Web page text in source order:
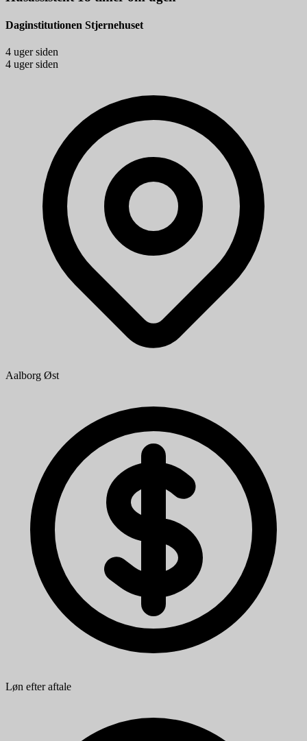
Daginstitutionen Stjernehuset
4 uger siden
4 uger siden
Aalborg Øst
Løn efter aftale